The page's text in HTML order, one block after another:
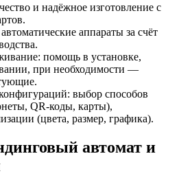
и надёжное изготовление с
аппараты за счёт
помощь в установке,
при необходимости —
выбор способов
QR-коды, карты),
(цвета, размер, графика).
автомат и